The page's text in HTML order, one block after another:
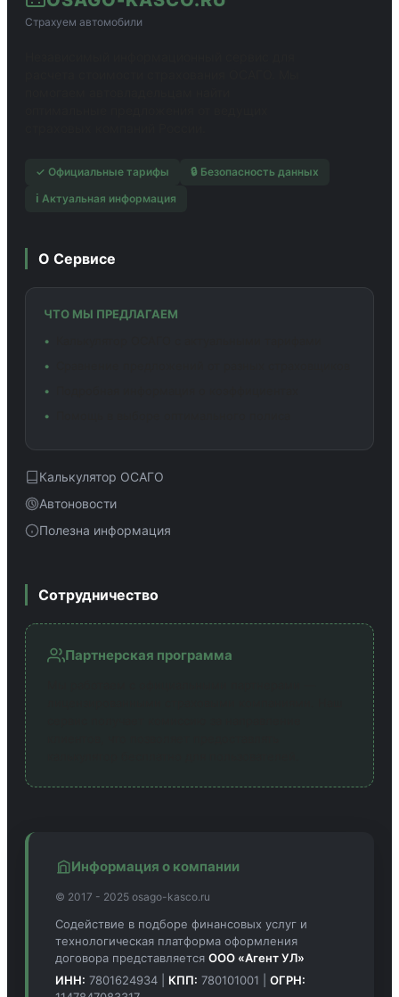
Страхуем автомобили
✓ Официальные тарифы
🔒 Безопасность данных
ℹ️ Актуальная информация
О Сервисе
ЧТО МЫ ПРЕДЛАГАЕМ
Калькулятор ОСАГО
Автоновости
Полезна информация
Сотрудничество
Партнерская программа
Информация о компании
© 2017 - 2025 osago-kasco.ru
Содействие в подборе финансовых услуг и
технологическая платформа оформления
договора представляется ООО «Агент УЛ»
ИНН: 7801624934 | КПП: 780101001 | ОГРН: